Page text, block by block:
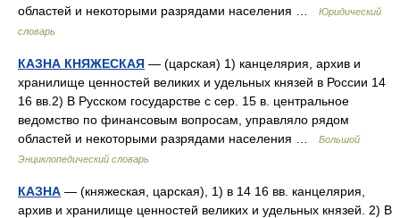
областей и некоторыми разрядами населения …
Юридический
словарь
КАЗНА КНЯЖЕСКАЯ — (царская) 1) канцелярия, архив и
хранилище ценностей великих и удельных князей в России 14
16 вв.2) В Русском государстве с сер. 15 в. центральное
ведомство по финансовым вопросам, управляло рядом
областей и некоторыми разрядами населения …
Большой
Энциклопедический словарь
КАЗНА — (княжеская, царская), 1) в 14 16 вв. канцелярия,
архив и хранилище ценностей великих и удельных князей. 2) В